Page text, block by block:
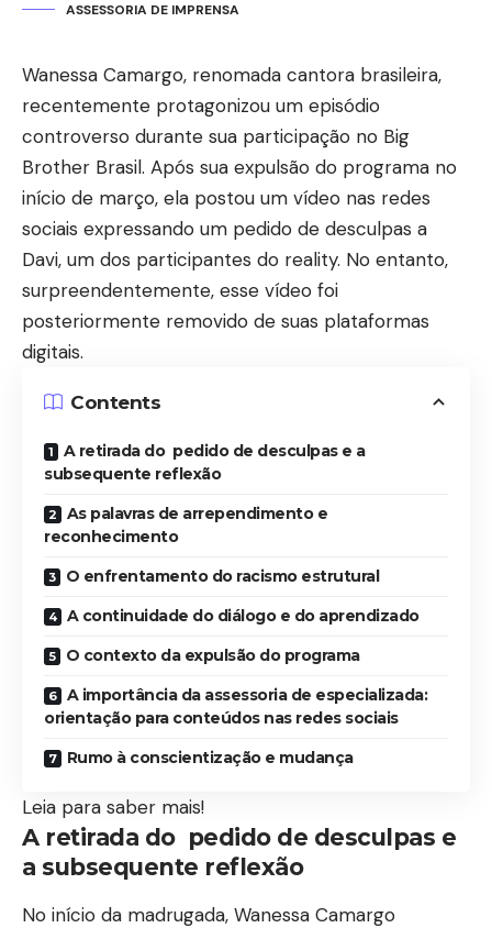
ASSESSORIA DE IMPRENSA
Wanessa Camargo, renomada cantora brasileira,
recentemente protagonizou um episódio
controverso durante sua participação no Big
Brother Brasil. Após sua expulsão do programa no
início de março, ela postou um vídeo nas redes
sociais expressando um pedido de desculpas a
Davi, um dos participantes do reality. No entanto,
surpreendentemente, esse vídeo foi
posteriormente removido de suas plataformas
digitais.
Contents
A retirada do pedido de desculpas e a
subsequente reflexão
As palavras de arrependimento e
reconhecimento
O enfrentamento do racismo estrutural
A continuidade do diálogo e do aprendizado
O contexto da expulsão do programa
A importância da assessoria de especializada:
orientação para conteúdos nas redes sociais
Rumo à conscientização e mudança
Leia para saber mais!
A retirada do pedido de desculpas e
a subsequente reflexão
No início da madrugada, Wanessa Camargo